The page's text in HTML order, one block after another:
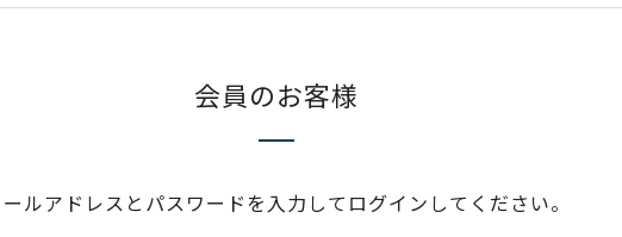
会員のお客様
ルアドレスとパスワードを入力してログインしてください。